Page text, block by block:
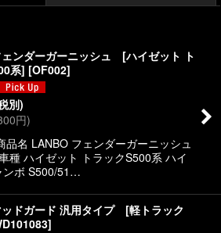
絞り込む
ンダーガーニッシュ [ハイゼット ト
系] [OF002]
別)
円)
品名 LANBO フェンダーガーニッシュ
種 ハイゼット トラックS500系 ハイ
ンボ S500/51…
ドガード 汎用タイプ [軽トラック
]